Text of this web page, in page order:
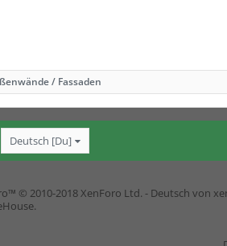
/ Fassaden
Deutsch [Du]
© 2010-2018 XenForo Ltd. - Deutsch von
.